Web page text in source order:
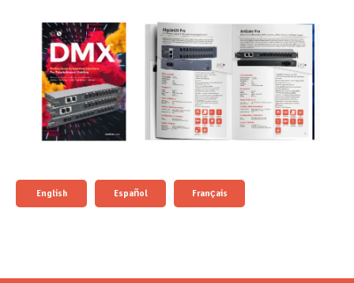
English Español Français